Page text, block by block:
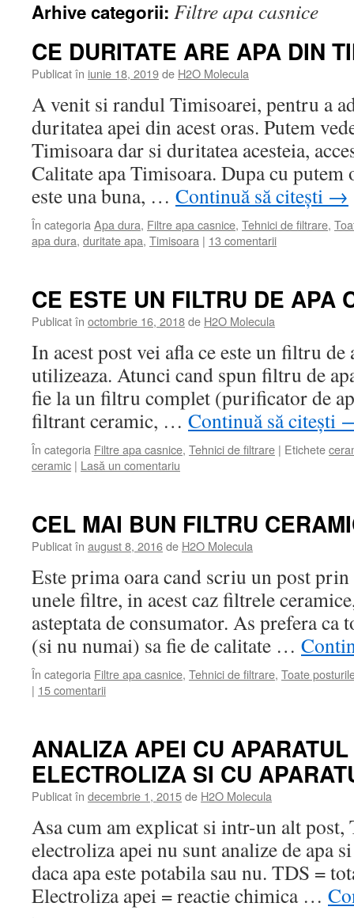
Arhive categorii: Filtre apa casnice
CE DURITATE ARE APA DIN
Publicat în iunie 18, 2019de H2O Molecula
A venit si randul Timisoarei, pentru a
duritatea apei din acest oras. Putem
Timisoara dar si duritatea acesteia,
Calitate apa Timisoara. Dupa cu putem
este una buna, … Continuă să citești →
În categoria Apa dura, Filtre apa casnice, Tehnici de filtrare,
apa dura, duritate apa, Timisoara | 13 comentarii
CE ESTE UN FILTRU DE APA
Publicat în octombrie 16, 2018de H2O Molecula
In acest post vei afla ce este un filtru de
utilizeaza. Atunci cand spun filtru de
fie la un filtru complet (purificator de
filtrant ceramic, … Continuă să citești
În categoria Filtre apa casnice, Tehnici de filtrare | Etichete
ceramic | Lasă un comentariu
CEL MAI BUN FILTRU
Publicat în august 8, 2016de H2O Molecula
Este prima oara cand scriu un post prin
unele filtre, in acest caz filtrele
asteptata de consumator. As prefera ca
(si nu numai) sa fie de calitate …
În categoria Filtre apa casnice, Tehnici de filtrare, Toate
| 15 comentarii
ANALIZA APEI CU
ELECTROLIZA SI CU
Publicat în decembrie 1, 2015de H2O Molecula
Asa cum am explicat si intr-un alt post,
electroliza apei nu sunt analize de apa
daca apa este potabila sau nu. TDS =
Electroliza apei = reactie chimica …